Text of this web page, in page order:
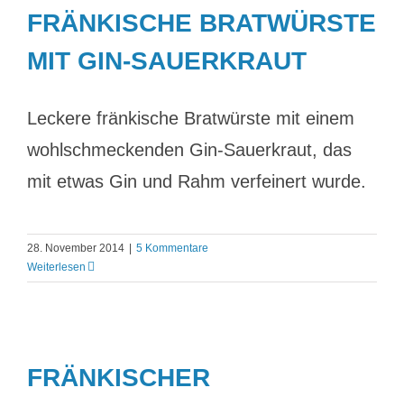
FRÄNKISCHE BRATWÜRSTE
MIT GIN-SAUERKRAUT
Leckere fränkische Bratwürste mit einem
wohlschmeckenden Gin-Sauerkraut, das
mit etwas Gin und Rahm verfeinert wurde.
28. November 2014
5 Kommentare
Weiterlesen
FRÄNKISCHER